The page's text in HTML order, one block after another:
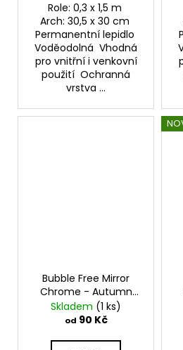
Role: 0,3 x 1,5 m
Arch: 30,5 x 30 cm
Permanentní lepidlo
Voděodolná Vhodná
pro vnitřní i venkovní
použití Ochranná
vrstva ...
Bubble Free Mirror
Chrome - Autumn
CopperSamolepící
vinylová folie
Skladem (1 ks)
od 90 Kč